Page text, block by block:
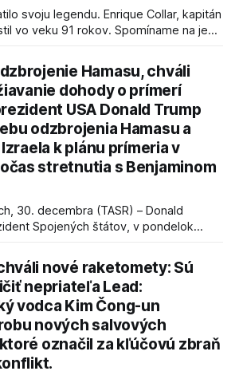
svoju legendu. Enrique Collar, kapitán
vo veku 91 rokov. Spomíname na jeho
Hamasu, chváli
dohody o prímerí
USA Donald Trump
odzbrojenia Hamasu a
k plánu prímeria v
stretnutia s Benjaminom
30. decembra (TASR) – Donald
Spojených štátov, v pondelok
dosiahnutie prímeria v Gaze. Agentúra
vyjadril presvedčenie, že Izrael plní
o prí
nové raketomety: Sú
nepriateľa Lead:
vodca Kim Čong-un
nových salvových
označil za kľúčovú zbraň